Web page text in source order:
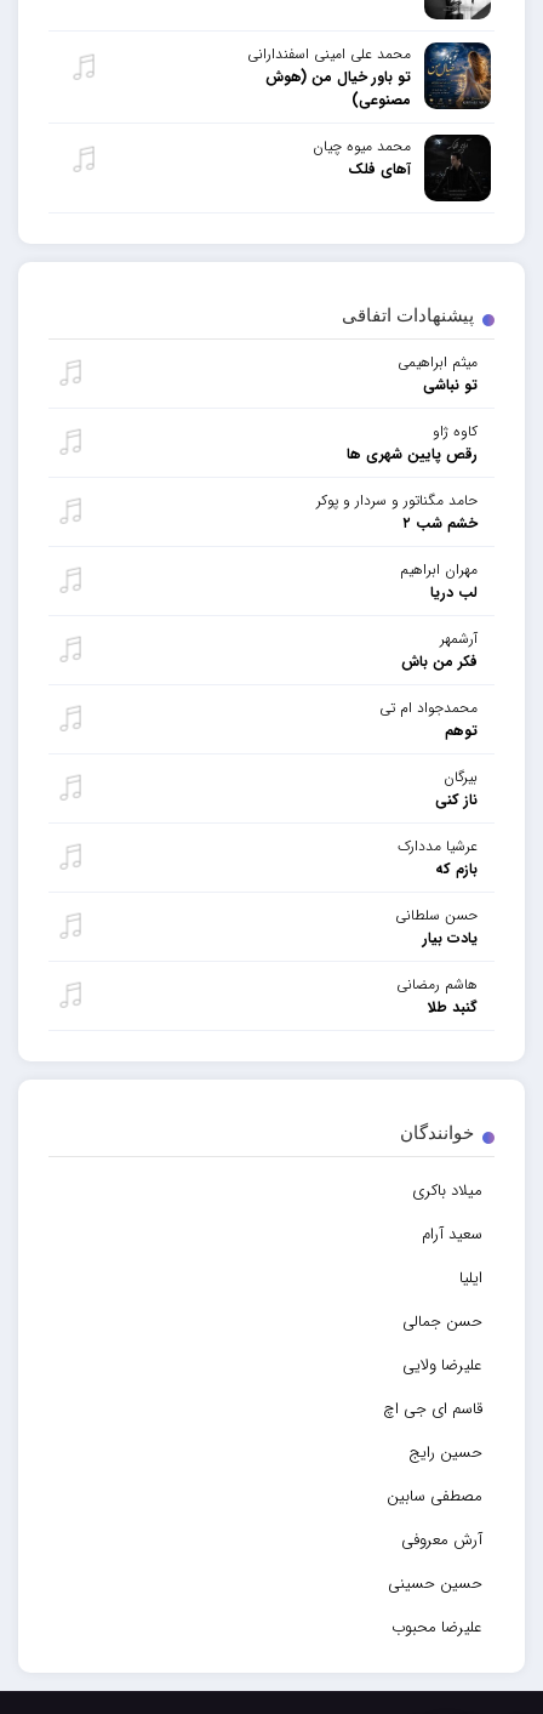
پیشنهادات اتفاقی
میثم ابراهیمی
تو نباشی
کاوه ژاو
رقص پایین شهری ها
حامد مگناتور و سردار و پوکر
خشم شب ۲
مهران ابراهیم
لب دریا
آرشمهر
فکر من باش
محمدجواد ام تی
توهم
بیرگان
ناز کنی
عرشیا مددارک
بازم که
حسن سلطانی
یادت بیار
هاشم رمضانی
گنبد طلا
خوانندگان
میلاد باکری
سعید آرام
ایلیا
حسن جمالی
علیرضا ولایی
قاسم ای جی اچ
حسین رایج
مصطفی سابین
آرش معروفی
حسین حسینی
علیرضا محبوب
حسین حصارکی
محمد علی امینی اسفندارانی
تو باور خیال من (هوش
مصنوعی)
محمد میوه چیان
آهای فلک